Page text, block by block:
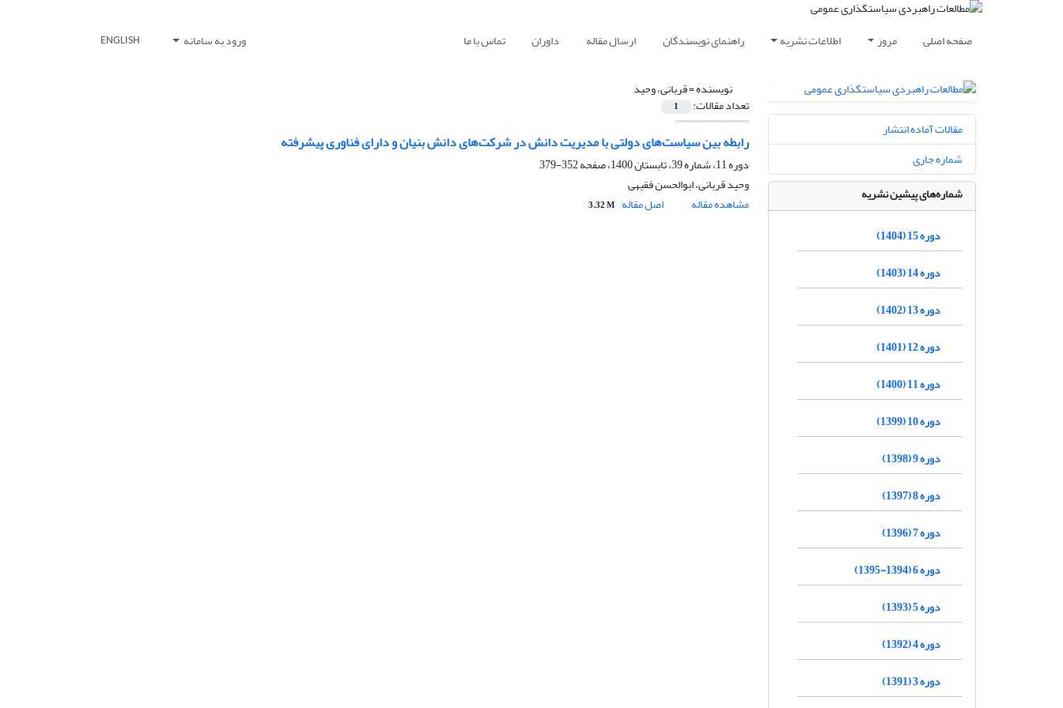
صفحه اصلی مرور اطلاعات نشریه راهنمای نویسندگان ارسال مقاله داوران تماس با ما ورود به سامانه ENGLISH
نویسنده =قربانی، وحید
تعداد مقالات: 1
رابطه بین سیاست‌های دولتی با مدیریت دانش در شرکت‌های دانش بنیان و دارای فناوری پیشرفته
دوره 11، شماره 39، تابستان 1400، صفحه
352-379
وحید قربانی، ابوالحسن فقیهی
مشاهده مقاله
اصل مقاله 3.32 M
مقالات آماده انتشار
شماره جاری
شماره‌های پیشین نشریه
دوره 15 (1404)
دوره 14 (1403)
دوره 13 (1402)
دوره 12 (1401)
دوره 11 (1400)
دوره 10 (1399)
دوره 9 (1398)
دوره 8 (1397)
دوره 7 (1396)
دوره 6 (1394-1395)
دوره 5 (1393)
دوره 4 (1392)
دوره 3 (1391)